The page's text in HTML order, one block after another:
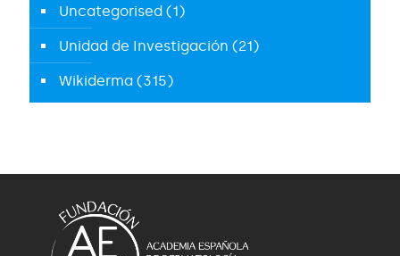
Uncategorised (1)
Unidad de Investigación (21)
Wikiderma (315)